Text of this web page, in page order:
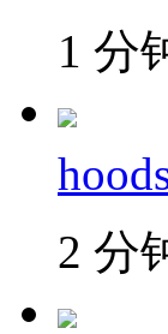
1 分
2 分